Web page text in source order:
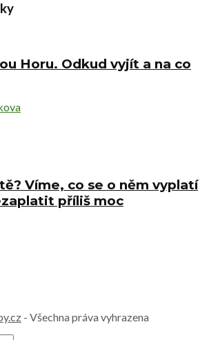
Horu. Odkud vyjít a na co
Víme, co se o něm vyplatí
příliš moc
- Všechna práva vyhrazena